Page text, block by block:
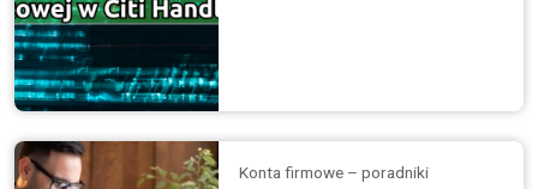
Konta firmowe – poradniki